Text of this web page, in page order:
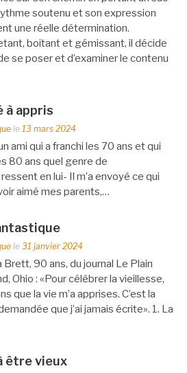
soutenu et son expression
une réelle détermination.
boitant et gémissant, il décide
se poser et d’examiner le contenu
à appris
le 13 mars 2024
ami qui a franchi les 70 ans et qui
80 ans quel genre de
en lui- Il m’a envoyé ce qui
aimé mes parents,…
le 31 janvier 2024
Brett, 90 ans, du journal Le Plain
Ohio : «Pour célébrer la vieillesse,
que la vie m’a apprises. C’est la
que j’ai jamais écrite». 1. La
être vieux